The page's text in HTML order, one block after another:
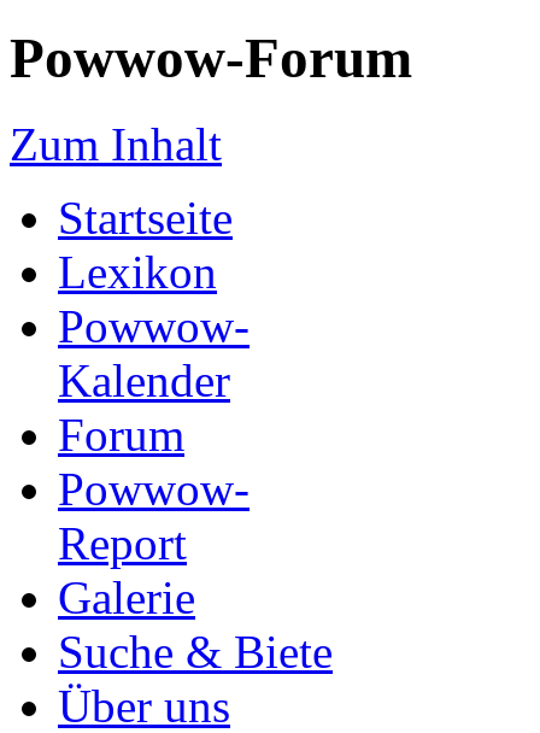
Powwow-Forum
Zum Inhalt
Startseite
Lexikon
Powwow-
Kalender
Forum
Powwow-
Report
Galerie
Suche & Biete
Über uns